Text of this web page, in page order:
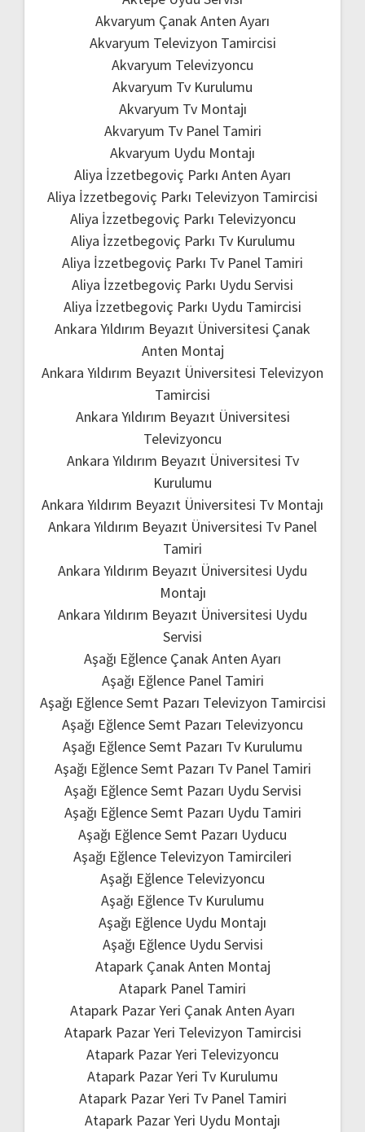
Akvaryum Çanak Anten Ayarı
Akvaryum Televizyon Tamircisi
Akvaryum Televizyoncu
Akvaryum Tv Kurulumu
Akvaryum Tv Montajı
Akvaryum Tv Panel Tamiri
Akvaryum Uydu Montajı
Aliya İzzetbegoviç Parkı Anten Ayarı
Aliya İzzetbegoviç Parkı Televizyon Tamircisi
Aliya İzzetbegoviç Parkı Televizyoncu
Aliya İzzetbegoviç Parkı Tv Kurulumu
Aliya İzzetbegoviç Parkı Tv Panel Tamiri
Aliya İzzetbegoviç Parkı Uydu Servisi
Aliya İzzetbegoviç Parkı Uydu Tamircisi
Ankara Yıldırım Beyazıt Üniversitesi Çanak
Anten Montaj
Ankara Yıldırım Beyazıt Üniversitesi Televizyon
Tamircisi
Ankara Yıldırım Beyazıt Üniversitesi
Televizyoncu
Ankara Yıldırım Beyazıt Üniversitesi Tv
Kurulumu
Ankara Yıldırım Beyazıt Üniversitesi Tv Montajı
Ankara Yıldırım Beyazıt Üniversitesi Tv Panel
Tamiri
Ankara Yıldırım Beyazıt Üniversitesi Uydu
Montajı
Ankara Yıldırım Beyazıt Üniversitesi Uydu
Servisi
Aşağı Eğlence Çanak Anten Ayarı
Aşağı Eğlence Panel Tamiri
Aşağı Eğlence Semt Pazarı Televizyon Tamircisi
Aşağı Eğlence Semt Pazarı Televizyoncu
Aşağı Eğlence Semt Pazarı Tv Kurulumu
Aşağı Eğlence Semt Pazarı Tv Panel Tamiri
Aşağı Eğlence Semt Pazarı Uydu Servisi
Aşağı Eğlence Semt Pazarı Uydu Tamiri
Aşağı Eğlence Semt Pazarı Uyducu
Aşağı Eğlence Televizyon Tamircileri
Aşağı Eğlence Televizyoncu
Aşağı Eğlence Tv Kurulumu
Aşağı Eğlence Uydu Montajı
Aşağı Eğlence Uydu Servisi
Atapark Çanak Anten Montaj
Atapark Panel Tamiri
Atapark Pazar Yeri Çanak Anten Ayarı
Atapark Pazar Yeri Televizyon Tamircisi
Atapark Pazar Yeri Televizyoncu
Atapark Pazar Yeri Tv Kurulumu
Atapark Pazar Yeri Tv Panel Tamiri
Atapark Pazar Yeri Uydu Montajı